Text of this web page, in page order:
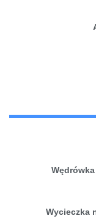
Wycieczka